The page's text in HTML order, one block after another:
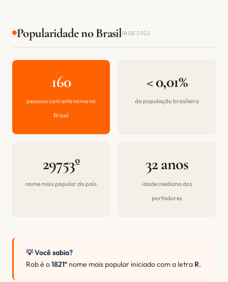
Popularidade no BrasilIBGE 2022
160
pessoas com este nome no
Brasil
< 0,01%
da população brasileira
29753º
nome mais popular do país
32 anos
idade mediana dos
portadores
💡 Você sabia?
Rob é o1821º nome mais popular iniciado com a letra R.